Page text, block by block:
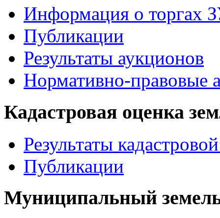
Информация о торгах
Публикации
Результаты аукционов
Нормативно-правовые
Кадастровая оценка
Результаты
Публикации
Муниципальный